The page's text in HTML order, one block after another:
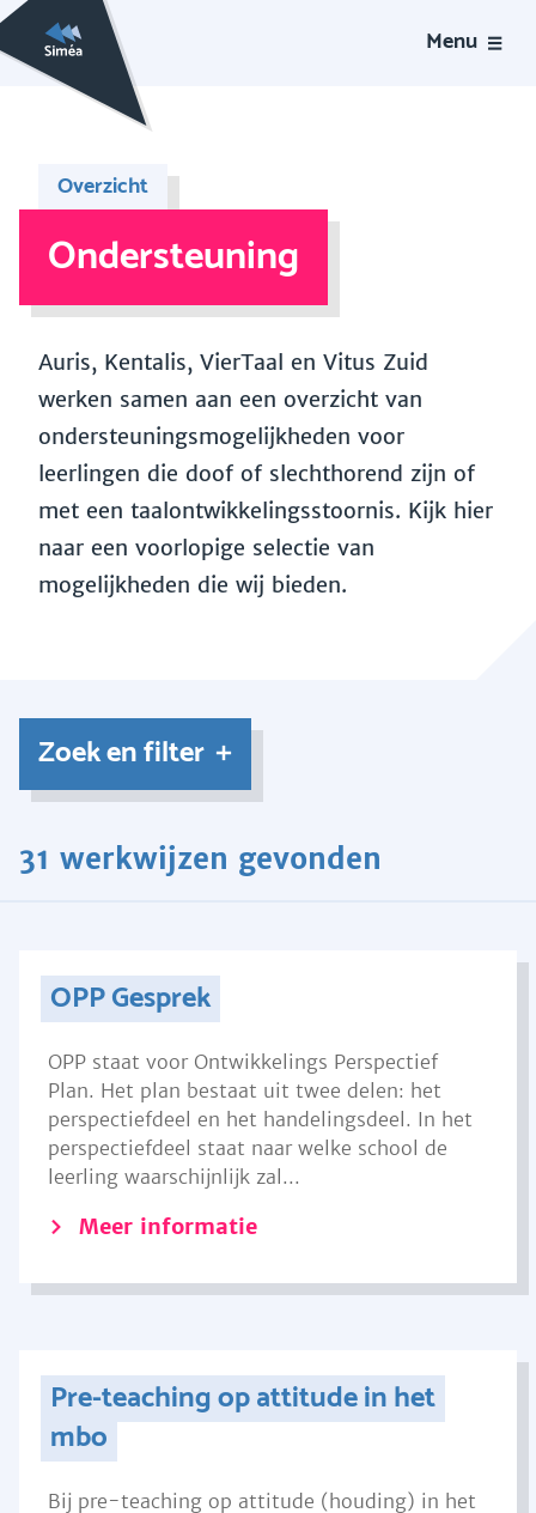
Menu
Overzicht
Ondersteuning
Auris, Kentalis, VierTaal en Vitus Zuid
werken samen aan een overzicht van
ondersteuningsmogelijkheden voor
leerlingen die doof of slechthorend zijn of
met een taalontwikkelingsstoornis. Kijk hier
naar een voorlopige selectie van
mogelijkheden die wij bieden.
Zoek en filter
31 werkwijzen gevonden
OPP Gesprek
OPP staat voor Ontwikkelings Perspectief
Plan. Het plan bestaat uit twee delen: het
perspectiefdeel en het handelingsdeel. In het
perspectiefdeel staat naar welke school de
leerling waarschijnlijk zal...
Meer informatie
Pre-teaching op attitude in het
mbo
Bij pre-teaching op attitude (houding) in het